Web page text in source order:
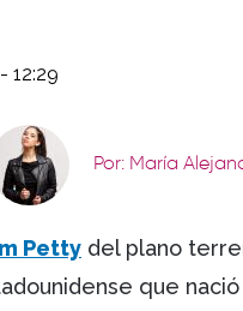
12:29
Por: María
Petty del plano
que